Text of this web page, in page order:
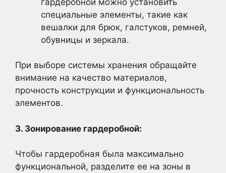
специальные элементы, такие как
вешалки для брюк, галстуков, ремней,
обувницы и зеркала.
При выборе системы хранения обращайте
внимание на качество материалов,
прочность конструкции и функциональность
элементов.
3. Зонирование гардеробной:
Чтобы гардеробная была максимально
функциональной, разделите ее на зоны в